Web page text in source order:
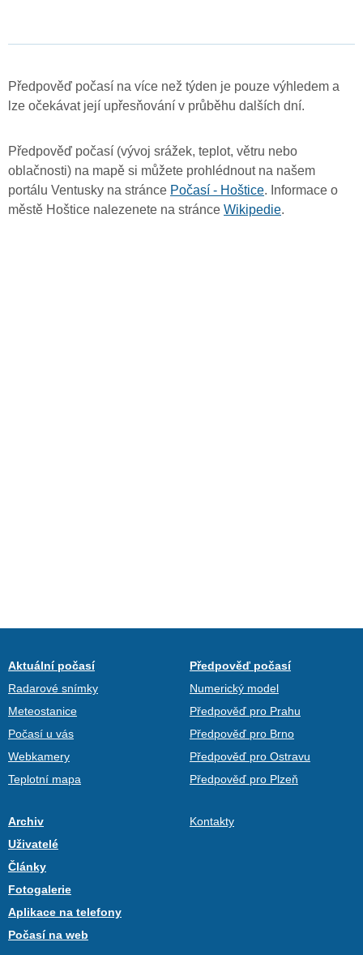
Předpověď počasí na více než týden je pouze výhledem a
lze očekávat její upřesňování v průběhu dalších dní.
Předpověď počasí (vývoj srážek, teplot, větru nebo
oblačnosti) na mapě si můžete prohlédnout na našem
portálu Ventusky na stránce Počasí - Hoštice. Informace o
městě Hoštice nalezenete na stránce Wikipedie.
Aktuální počasí
Radarové snímky
Meteostanice
Počasí u vás
Webkamery
Teplotní mapa
Předpověď počasí
Numerický model
Předpověď pro Prahu
Předpověď pro Brno
Předpověď pro Ostravu
Předpověď pro Plzeň
Archiv
Uživatelé
Články
Fotogalerie
Aplikace na telefony
Počasí na web
Kontakty